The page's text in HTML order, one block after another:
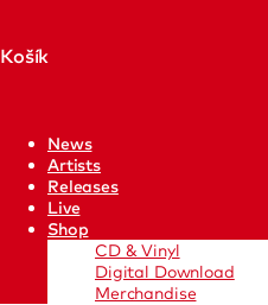
Košík
News
Artists
Releases
Live
Shop
CD & Vinyl
Digital Download
Merchandise